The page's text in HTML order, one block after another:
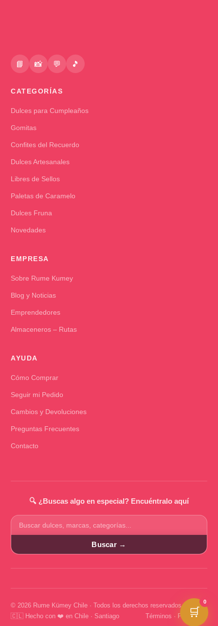
📘 📸 💬 🎵
CATEGORÍAS
Dulces para Cumpleaños
Gomitas
Confites del Recuerdo
Dulces Artesanales
Libres de Sellos
Paletas de Caramelo
Dulces Fruna
Novedades
EMPRESA
Sobre Rume Kumey
Blog y Noticias
Emprendedores
Almaceneros – Rutas
AYUDA
Cómo Comprar
Seguir mi Pedido
Cambios y Devoluciones
Preguntas Frecuentes
Contacto
🔍 ¿Buscas algo en especial? Encuéntralo aquí
Buscar
productos
Buscar →
© 2026 Rume Kümey Chile · Todos los derechos reservados
🇨🇱 Hecho con ❤️ en Chile · Santiago
Términos · Privacidad
🛒
0